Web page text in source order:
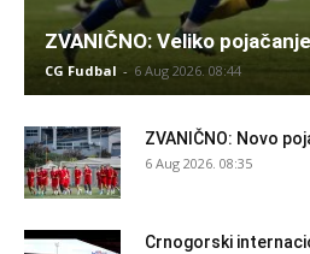
ZVANIČNO: Veliko
CG Fudbal - 6 Aug 2026. 08:44
ZVANIČNO: Novo
6 Aug 2026. 08:35
Crnogorski